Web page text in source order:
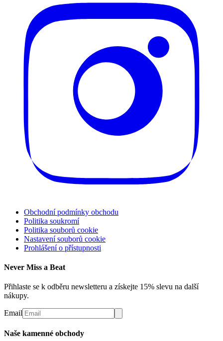
Obchodní podmínky obchodu
Politika soukromí
Politika souborů cookie
Nastavení souborů cookie
Prohlášení o přístupnosti
Never Miss a Beat
Přihlaste se k odběru newsletteru a získejte 15% slevu na další
nákupy.
Email
Naše kamenné obchody